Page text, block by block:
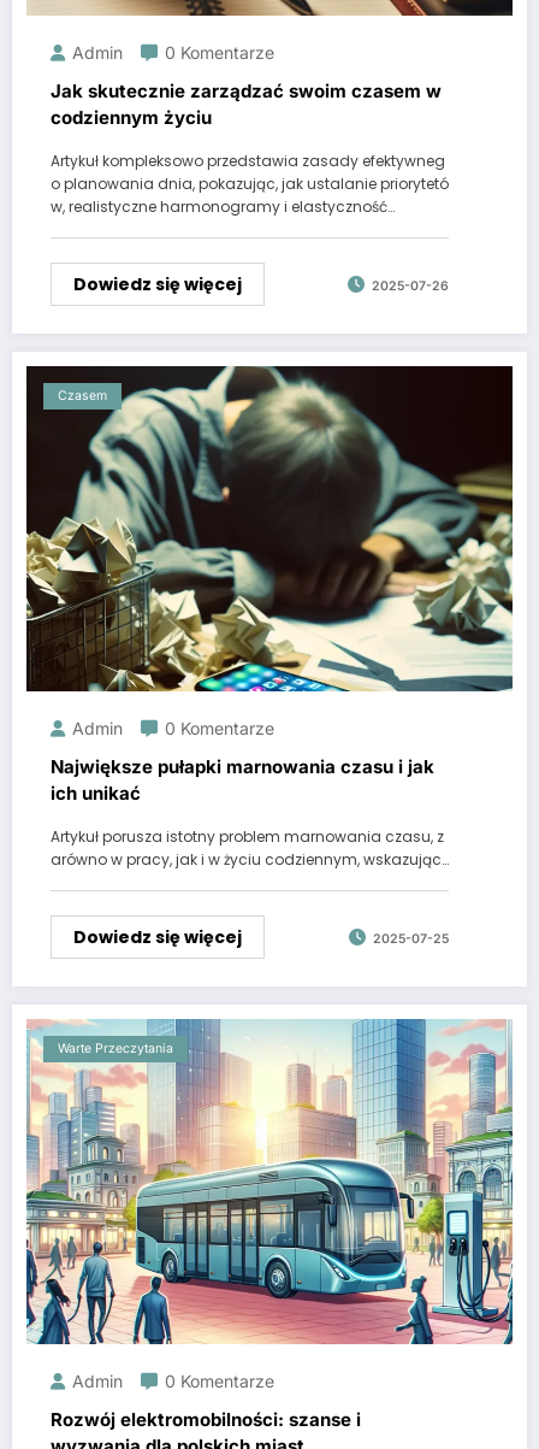
Admin 0 Komentarze
Jak skutecznie zarządzać swoim czasem w
codziennym życiu
Artykuł kompleksowo przedstawia zasady efektywneg
o planowania dnia, pokazując, jak ustalanie priorytetó
w, realistyczne harmonogramy i elastyczność…
Dowiedz się więcej 2025-07-26
Czasem
Admin 0 Komentarze
Największe pułapki marnowania czasu i jak
ich unikać
Artykuł porusza istotny problem marnowania czasu, z
arówno w pracy, jak i w życiu codziennym, wskazując…
Dowiedz się więcej 2025-07-25
Warte Przeczytania
Admin 0 Komentarze
Rozwój elektromobilności: szanse i